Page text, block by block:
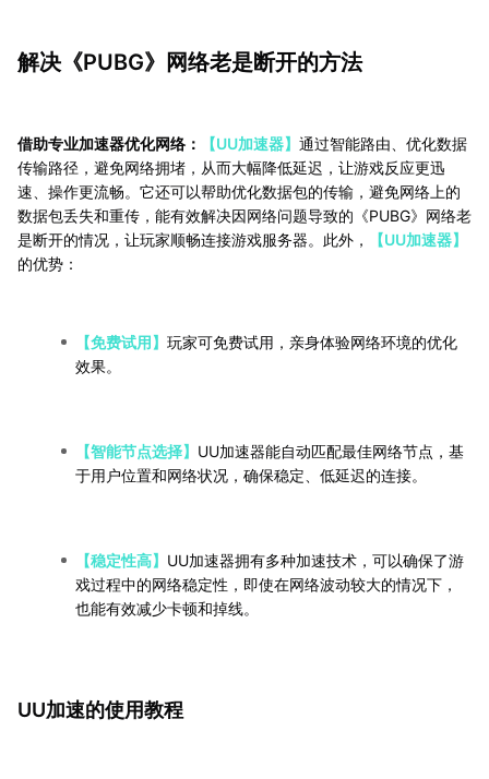
解决《PUBG》网络老是断开的方法
借助专业加速器优化网络： 【UU加速器】 通过智能路由、优化数据
传输路径，避免网络拥堵，从而大幅降低延迟，让游戏反应更迅
速、操作更流畅。它还可以帮助优化数据包的传输，避免网络上的
数据包丢失和重传，能有效解决因网络问题导致的《PUBG》网络老
是断开的情况，让玩家顺畅连接游戏服务器。此外，
【UU加速器】
的优势：
【免费试用】 玩家可免费试用，亲身体验网络环境的优化
效果。
【智能节点选择】 UU加速器能自动匹配最佳网络节点，基
于用户位置和网络状况，确保稳定、低延迟的连接。
【稳定性高】 UU加速器拥有多种加速技术，可以确保了游
戏过程中的网络稳定性，即使在网络波动较大的情况下，
也能有效减少卡顿和掉线。
UU加速的使用教程